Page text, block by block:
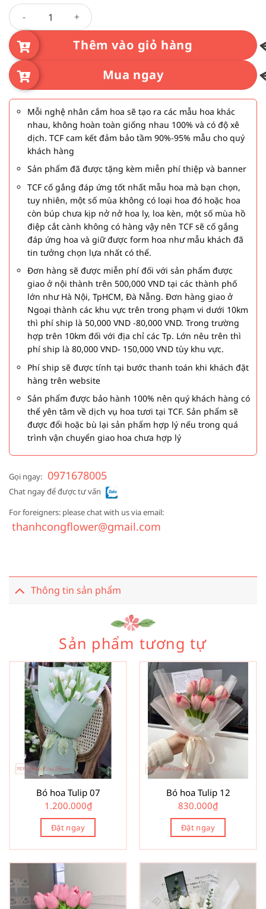
Hoa sáp Tulip 29 số lượng
Thêm vào giỏ hàng
Mua ngay
Mỗi nghệ nhân cắm hoa sẽ tạo ra các mẫu hoa khác
nhau, không hoàn toàn giống nhau 100% và có độ xê
dịch. TCF cam kết đảm bảo tầm 90%-95% mẫu cho quý
khách hàng
Sản phẩm đã được tặng kèm miễn phí thiệp và banner
TCF cố gắng đáp ứng tốt nhất mẫu hoa mà bạn chọn,
tuy nhiên, một số mùa không có loại hoa đó hoặc hoa
còn búp chưa kịp nở nở hoa ly, loa kèn, một số mùa hồ
điệp cắt cành không có hàng vậy nên TCF sẽ cố gắng
đáp ứng hoa và giữ được form hoa như mẫu khách đã
tin tưởng chọn lựa nhất có thể.
Đơn hàng sẽ được miễn phí đối với sản phẩm được
giao ở nội thành trên 500,000 VND tại các thành phố
lớn như Hà Nội, TpHCM, Đà Nẵng. Đơn hàng giao ở
Ngoại thành các khu vực trên trong phạm vi dưới 10km
thì phí ship là 50,000 VND -80,000 VND. Trong trường
hợp trên 10km đối với địa chỉ các Tp. Lớn nêu trên thì
phí ship là 80,000 VND- 150,000 VND tùy khu vực.
Phí ship sẽ được tính tại bước thanh toán khi khách đặt
hàng trên website
Sản phẩm được bảo hành 100% nên quý khách hàng có
thể yên tâm về dịch vụ hoa tươi tại TCF. Sản phẩm sẽ
được đổi hoặc bù lại sản phẩm hợp lý nếu trong quá
trình vận chuyển giao hoa chưa hợp lý
Gọi ngay: 0971678005
Chat ngay để được tư vấn
For foreigners: please chat with us via email:
thanhcongflower@gmail.com
Thông tin sản phẩm
Sản phẩm tương tự
Bó hoa Tulip 07
1.200.000₫
Đặt ngay
Bó hoa Tulip 12
830.000₫
Đặt ngay